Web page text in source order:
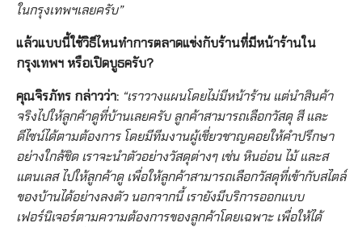
ในกรุงเทพฯเลยครับ”
แล้วแบบนี้ใช้วิธีไหนทำการตลาดแข่งกับร้านที่มีหน้าร้านใน
กรุงเทพฯ หรือเปิดบูธครับ?
คุณจิรภัทร กล่าวว่า: “เราวางแผนโดยไม่มีหน้าร้าน แต่นำสินค้า
จริงไปให้ลูกค้าดูที่บ้านเลยครับ ลูกค้าสามารถเลือกวัสดุ สี และ
ดีไซน์ได้ตามต้องการ โดยมีทีมงานผู้เชี่ยวชาญคอยให้คำปรึกษา
อย่างใกล้ชิด เราจะนำตัวอย่างวัสดุต่างๆ เช่น หินอ่อน ไม้ และส
แตนเลส ไปให้ลูกค้าดู เพื่อให้ลูกค้าสามารถเลือกวัสดุที่เข้ากับสไตล์
ของบ้านได้อย่างลงตัว นอกจากนี้ เรายังมีบริการออกแบบ
เฟอร์นิเจอร์ตามความต้องการของลูกค้าโดยเฉพาะ เพื่อให้ได้